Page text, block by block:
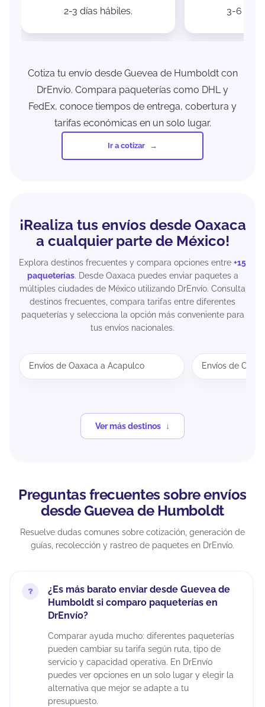
2-3 días hábiles. 3-6 días
Cotiza tu envío desde Guevea de Humboldt con
DrEnvío. Compara paqueterías como DHL y
FedEx, conoce tiempos de entrega, cobertura y
tarifas económicas en un solo lugar.
Ir a cotizar
¡Realiza tus envíos desde Oaxaca
a cualquier parte de México!
Explora destinos frecuentes y compara opciones entre +15
paqueterías. Desde Oaxaca puedes enviar paquetes a
múltiples ciudades de México utilizando DrEnvío. Consulta
destinos frecuentes, compara tarifas entre diferentes
paqueterías y selecciona la opción más conveniente para
tus envíos nacionales.
Envíos de Oaxaca a Acapulco Envíos de
Ver más destinos
Preguntas frecuentes sobre envíos
desde Guevea de Humboldt
Resuelve dudas comunes sobre cotización, generación de
guías, recolección y rastreo de paquetes en DrEnvío.
¿Es más barato enviar desde Guevea de
Humboldt si comparo paqueterías en
DrEnvío?
Comparar ayuda mucho: diferentes paqueterías
pueden cambiar su tarifa según ruta, tipo de
servicio y capacidad operativa. En DrEnvío
puedes ver opciones en un solo lugar y elegir la
alternativa que mejor se adapte a tu
presupuesto.